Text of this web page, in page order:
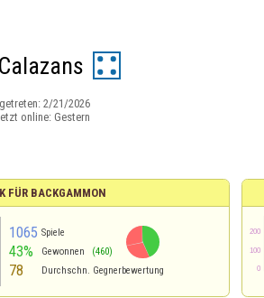
2/21/2026
online: Gestern
FÜR BACKGAMMON
1065 Spiele
43% Gewonnen (460)
78 Durchschn. Gegnerbewertung